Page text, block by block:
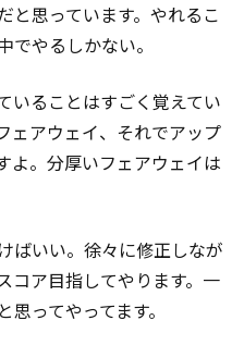
と思っています。やれるこ
でやるしかない。
いることはすごく覚えてい
ェアウェイ、それでアップ
よ。分厚いフェアウェイは
ばいい。徐々に修正しなが
ア目指してやります。 一
ってやってます。